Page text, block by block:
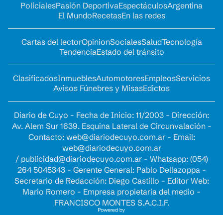
PolicialesPasión DeportivaEspectáculosArgentina
El MundoRecetasEn las redes
Cartas del lectorOpinionSocialesSaludTecnología
TendenciaEstado del tránsito
ClasificadosInmueblesAutomotoresEmpleosServicios
Avisos Fúnebres y MisasEdictos
Diario de Cuyo - Fecha de Inicio: 11/2003 - Dirección:
Av. Alem Sur 1639. Esquina Lateral de Circunvalación -
Contacto: web@diariodecuyo.com.ar- Email:
web@diariodecuyo.com.ar
/ publicidad@diariodecuyo.com.ar- Whatsapp: (054)
264 5045343 - Gerente General: Pablo Dellazoppa -
Secretario de Redacción: Diego Castillo - Editor Web:
Mario Romero - Empresa propietaria del medio -
FRANCISCO MONTES S.A.C.I.F.